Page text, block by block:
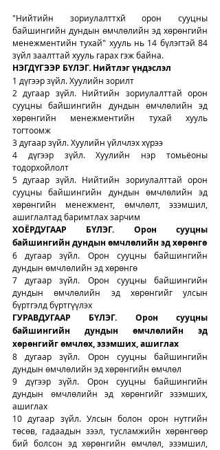
"Нийтийн зориулалттхй орон сууцны
байшингийн дундын өмчлөлийн эд хөрөнгийн
менежментийн тухай" хууль нь 14 бүлэгтэй 84
зүйл заалттай хууль гарах гэж байна.
НЭГДҮГЭЭР БҮЛЭГ. Нийтлэг үндэслэл
1 дүгээр зүйл. Хуулийн зорилт
2 дугаар зүйл. Нийтийн зориулалттай орон
сууцны байшингийн дундын өмчлөлийн эд
хөрөнгийн менежментийн тухай хууль
тогтоомж
3 дугаар зүйл. Хуулийн үйлчлэх хүрээ
4 дүгээр зүйл. Хуулийн нэр томьёоны
тодорхойлолт
5 дугаар зүйл. Нийтийн зориулалттай орон
сууцны байшингийн дундын өмчлөлийн эд
хөрөнгийн менежмент, өмчлөлт, эзэмшил,
ашиглалтад баримтлах зарчим
ХОЁРДУГААР БҮЛЭГ. Орон сууцны
байшингийн дундын өмчлөлийн эд хөрөнгө
6 дугаар зүйл. Орон сууцны байшингийн
дундын өмчлөлийн эд хөрөнгө
7 дугаар зүйл. Орон сууцны байшингийн
дундын өмчлөлийн эд хөрөнгийг улсын
бүртгэлд бүртгүүлэх
ГУРАВДУГААР БҮЛЭГ. Орон сууцны
байшингийн дундын өмчлөлийн эд
хөрөнгийг өмчлөх, эзэмших, ашиглах
8 дугаар зүйл. Орон сууцны байшингийн
дундын өмчлөлийн эд хөрөнгийн өмчлөл
9 дүгээр зүйл. Орон сууцны байшингийн
дундын өмчлөлийн эд хөрөнгийг эзэмших,
ашиглах
10 дугаар зүйл. Улсын болон орон нутгийн
төсөв, гадаадын зээл, тусламжийн хөрөнгөөр
бий болсон эд хөрөнгийн өмчлөл, эзэмшил,